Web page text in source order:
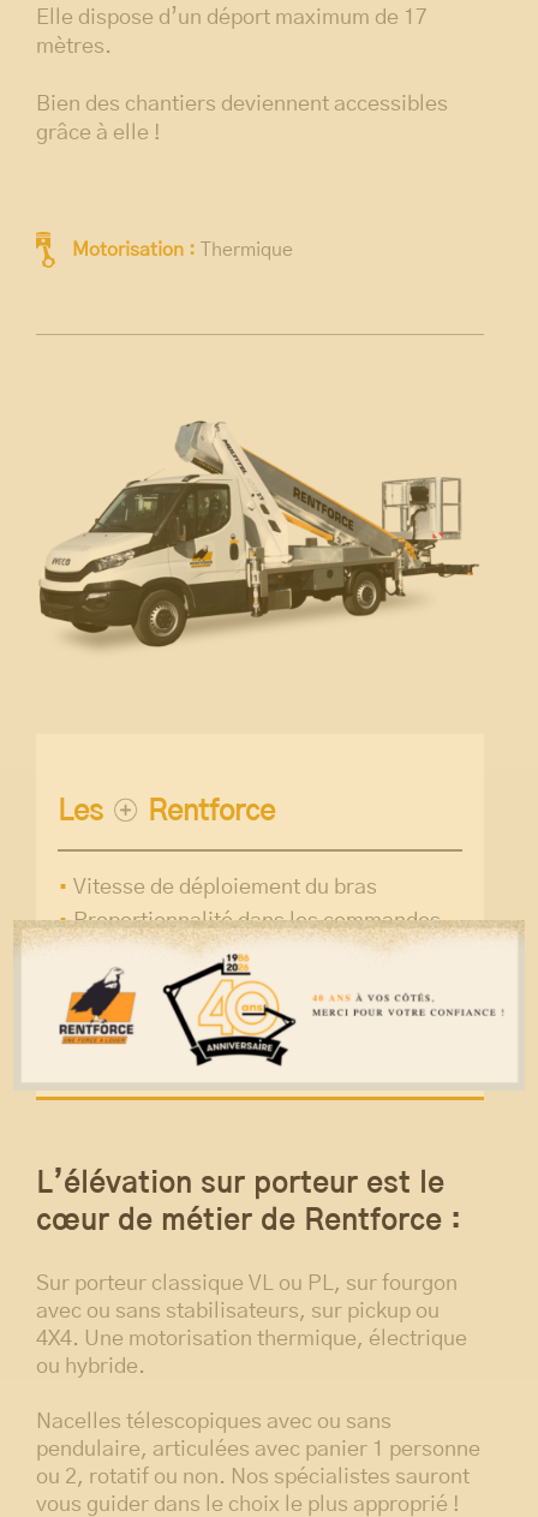
Elle dispose d’un déport maximum de 17
mètres.
Bien des chantiers deviennent accessibles
grâce à elle !
Motorisation : Thermique
Les Rentforce
Vitesse de déploiement du bras
Proportionnalité dans les commandes
Déport impressionnant
2 personnes dans le panier
Charge dans le panier à moyenne et
grande hauteur
L’élévation sur porteur est le
cœur de métier de Rentforce :
Sur porteur classique VL ou PL, sur fourgon
avec ou sans stabilisateurs, sur pickup ou
4X4. Une motorisation thermique, électrique
ou hybride.
Nacelles télescopiques avec ou sans
pendulaire, articulées avec panier 1 personne
ou 2, rotatif ou non. Nos spécialistes sauront
vous guider dans le choix le plus approprié !